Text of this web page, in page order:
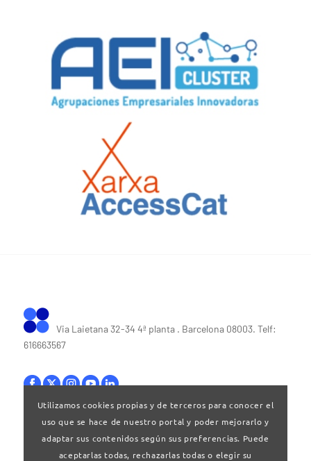
Via Laietana 32-34 4ª planta . Barcelona 08003. Telf:
616663567
Bases legales|Política de privacitat
Utilizamos cookies propias y de terceros para conocer el
uso que se hace de nuestro portal y poder mejorarlo y
adaptar sus contenidos según sus preferencias. Puede
aceptarlas todas, rechazarlas todas o elegir su